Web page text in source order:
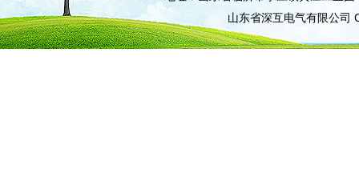
山东省深互电气有限公司